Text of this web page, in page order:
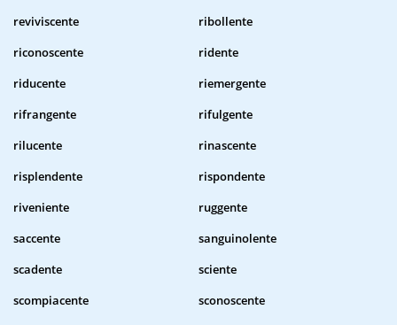
reviviscente
ribollente
riconoscente
ridente
riducente
riemergente
rifrangente
rifulgente
rilucente
rinascente
risplendente
rispondente
riveniente
ruggente
saccente
sanguinolente
scadente
sciente
scompiacente
sconoscente